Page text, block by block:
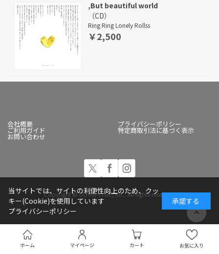
ホーム マイページ カート お気に入り
,But beautiful world
（CD）
Ring Ring Lonely Rollss
￥2,500
会社概要 プライバシーポリシー
ご利用ガイド 特定商取引法に基づく表示
お問い合わせ
Copyright © ULTRA-VYBE, INC. All rights reserved.
当サイトでは、サイトの利便性向上のため、クッ
キー(Cookie)を使用しています
プライバシーポリシー
承諾する